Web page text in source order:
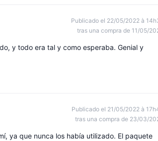
Publicado el 22/05/2022 à
tras una compra de 11/05/
y todo era tal y como esperaba. Genial y
Publicado el 21/05/2022 à
tras una compra de 23/03/
ya que nunca los había utilizado. El paquete